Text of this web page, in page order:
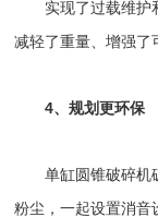
实现了过载维护和
减轻了重量、增强了
4、规划更环保
单缸圆锥破碎机
粉尘，一起设置消音